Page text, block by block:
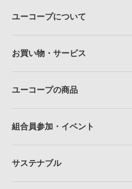
ユーコープについて
お買い物・サービス
ユーコープの商品
組合員参加・イベント
サステナブル